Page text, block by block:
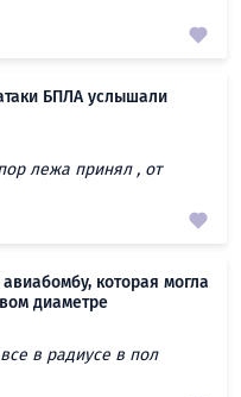
БПЛА услышали
лежа принял , от
которая могла
диаметре
в радиусе в пол